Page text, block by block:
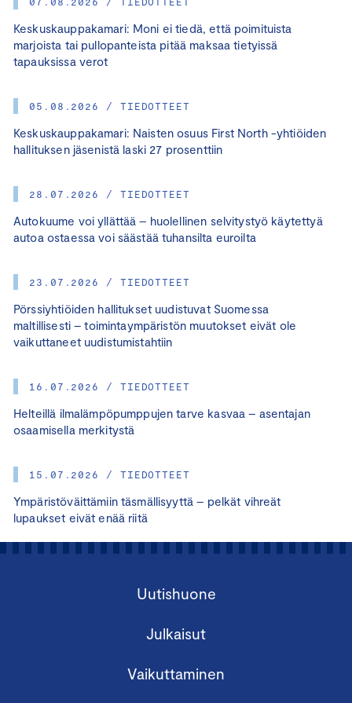
Keskuskauppakamari: Moni ei tiedä, että poimituista
marjoista tai pullopanteista pitää maksaa tietyissä
tapauksissa verot
05.08.2026 / TIEDOTTEET
Keskuskauppakamari: Naisten osuus First North -yhtiöiden
hallituksen jäsenistä laski 27 prosenttiin
28.07.2026 / TIEDOTTEET
Autokuume voi yllättää – huolellinen selvitystyö käytettyä
autoa ostaessa voi säästää tuhansilta euroilta
23.07.2026 / TIEDOTTEET
Pörssiyhtiöiden hallitukset uudistuvat Suomessa
maltillisesti – toimintaympäristön muutokset eivät ole
vaikuttaneet uudistumistahtiin
16.07.2026 / TIEDOTTEET
Helteillä ilmalämpöpumppujen tarve kasvaa – asentajan
osaamisella merkitystä
15.07.2026 / TIEDOTTEET
Ympäristöväittämiin täsmällisyyttä – pelkät vihreät
lupaukset eivät enää riitä
Uutishuone
Julkaisut
Vaikuttaminen